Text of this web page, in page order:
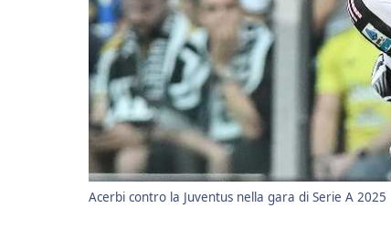
Acerbi contro la Juventus nella gara di Serie A 2025